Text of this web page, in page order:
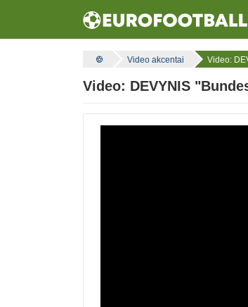
Video akcentai Video:
Video: DEVYNIS